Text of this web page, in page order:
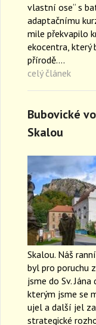
vlastní ose“ s
adaptačnímu
mile překvapilo
ekocentra, který
přírodě….
celý článek
Bubovické
Skalou
Skalou. Náš
byl pro poruchu
jsme do Sv.
kterým jsme se
ujel a další jel
strategické